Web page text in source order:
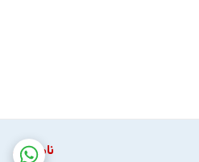
ناموجود